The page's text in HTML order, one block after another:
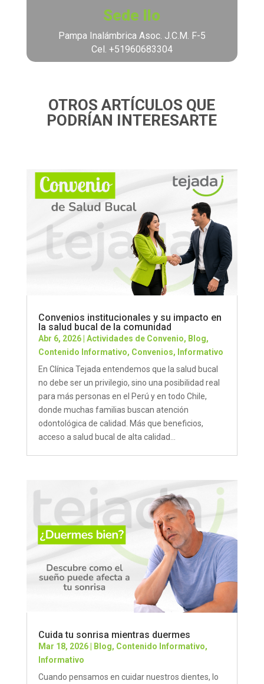
Sede Ilo
Pampa Inalámbrica Asoc. J.C.M. F-5
Cel. +51960683304
OTROS ARTÍCULOS QUE
PODRÍAN INTERESARTE
Convenios institucionales y su impacto en
la salud bucal de la comunidad
Abr 6, 2026| Actividades de Convenio, Blog,
Contenido Informativo, Convenios, Informativo
En Clínica Tejada entendemos que la salud bucal
no debe ser un privilegio, sino una posibilidad real
para más personas en el Perú y en todo Chile,
donde muchas familias buscan atención
odontológica de calidad. Más que beneficios,
acceso a salud bucal de alta calidad...
Cuida tu sonrisa mientras duermes
Mar 18, 2026| Blog, Contenido Informativo,
Informativo
Cuando pensamos en cuidar nuestros dientes, lo